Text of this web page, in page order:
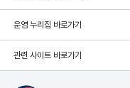
운영 누리집 바로가기
관련 사이트 바로가기